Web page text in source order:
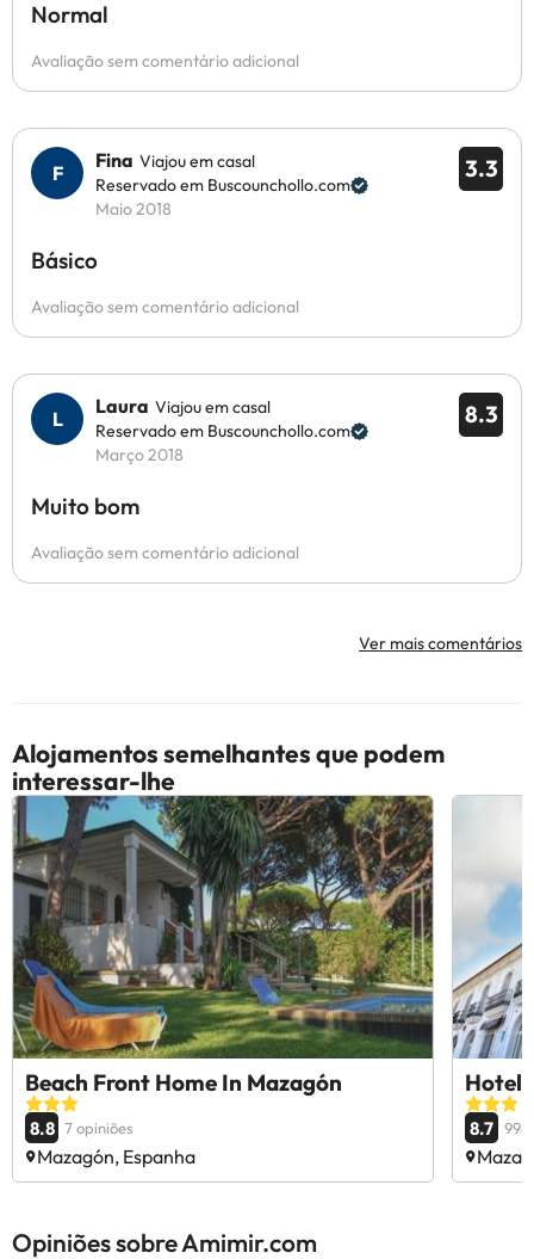
Normal
Avaliação sem comentário adicional
3.3
Fina Viajou em casal
Reservado em Buscounchollo.com
Maio 2018
Básico
Avaliação sem comentário adicional
8.3
Laura Viajou em casal
Reservado em Buscounchollo.com
Março 2018
Muito bom
Avaliação sem comentário adicional
Ver mais comentários
Alojamentos semelhantes que podem
interessar-lhe
Beach Front Home In Mazagón
8.8 7 opiniões
Mazagón, Espanha
Hotel
8.7 998
Opiniões sobre Amimir.com